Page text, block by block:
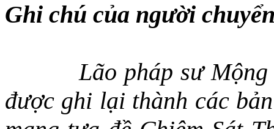
Ghi chú của người
Lão pháp sư
được ghi lại thành các